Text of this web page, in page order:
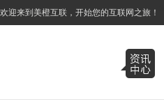
欢迎来到美橙互联，开始您的互联网之旅！